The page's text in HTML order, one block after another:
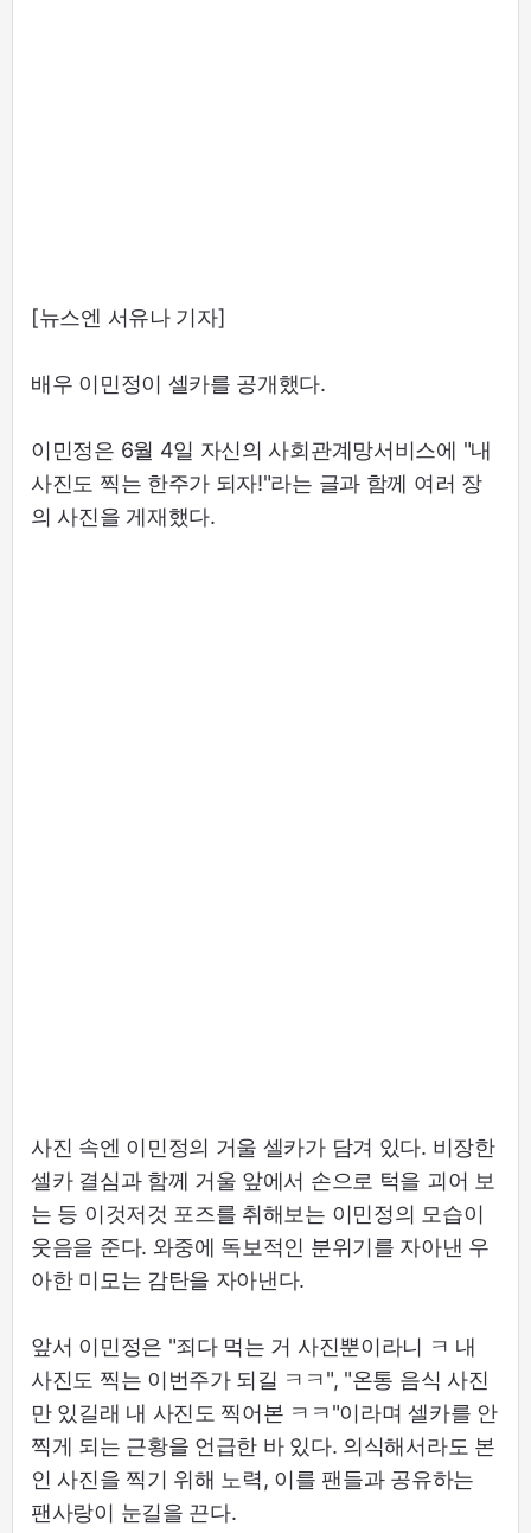
[뉴스엔 서유나 기자]
배우 이민정이 셀카를 공개했다.
이민정은 6월 4일 자신의 사회관계망서비스에 "내
사진도 찍는 한주가 되자!"라는 글과 함께 여러 장
의 사진을 게재했다.
사진 속엔 이민정의 거울 셀카가 담겨 있다. 비장한
셀카 결심과 함께 거울 앞에서 손으로 턱을 괴어 보
는 등 이것저것 포즈를 취해보는 이민정의 모습이
웃음을 준다. 와중에 독보적인 분위기를 자아낸 우
아한 미모는 감탄을 자아낸다.
앞서 이민정은 "죄다 먹는 거 사진뿐이라니 ㅋ 내
사진도 찍는 이번주가 되길 ㅋㅋ", "온통 음식 사진
만 있길래 내 사진도 찍어본 ㅋㅋ"이라며 셀카를 안
찍게 되는 근황을 언급한 바 있다. 의식해서라도 본
인 사진을 찍기 위해 노력, 이를 팬들과 공유하는
팬사랑이 눈길을 끈다.